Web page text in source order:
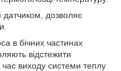
дозволяє
в бічних частинах
відстежити
час виходу системи теплу